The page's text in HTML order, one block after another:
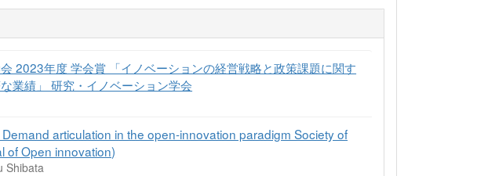
2023年度 学会賞 「イノベーションの経営戦略と政策課題に関す
業績」 研究・イノベーション学会
articulation in the open-innovation paradigm Society of
of Open innovation)
Shibata